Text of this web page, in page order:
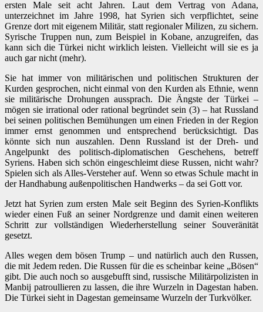
ersten Male seit acht Jahren. Laut dem Vertrag von Adana,
unterzeichnet im Jahre 1998, hat Syrien sich verpflichtet, seine
Grenze dort mit eigenem Militär, statt regionaler Milizen, zu sichern.
Syrische Truppen nun, zum Beispiel in Kobane, anzugreifen, das
kann sich die Türkei nicht wirklich leisten. Vielleicht will sie es ja
auch gar nicht (mehr).
Sie hat immer von militärischen und politischen Strukturen der
Kurden gesprochen, nicht einmal von den Kurden als Ethnie, wenn
sie militärische Drohungen aussprach. Die Ängste der Türkei –
mögen sie irrational oder rational begründet sein (3) – hat Russland
bei seinen politischen Bemühungen um einen Frieden in der Region
immer ernst genommen und entsprechend berücksichtigt. Das
könnte sich nun auszahlen. Denn Russland ist der Dreh- und
Angelpunkt des politisch-diplomatischen Geschehens, betreff
Syriens. Haben sich schön eingeschleimt diese Russen, nicht wahr?
Spielen sich als Alles-Versteher auf. Wenn so etwas Schule macht in
der Handhabung außenpolitischen Handwerks – da sei Gott vor.
Jetzt hat Syrien zum ersten Male seit Beginn des Syrien-Konflikts
wieder einen Fuß an seiner Nordgrenze und damit einen weiteren
Schritt zur vollständigen Wiederherstellung seiner Souveränität
gesetzt.
Alles wegen dem bösen Trump – und natürlich auch den Russen,
die mit Jedem reden. Die Russen für die es scheinbar keine „Bösen“
gibt. Die auch noch so ausgebufft sind, russische Militärpolizisten in
Manbij patroullieren zu lassen, die ihre Wurzeln in Dagestan haben.
Die Türkei sieht in Dagestan gemeinsame Wurzeln der Turkvölker.